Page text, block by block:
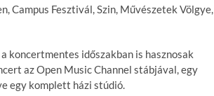
Campus Fesztivál, Szin, Művészetek Völgye,
koncertmentes időszakban is hasznosak
az Open Music Channel stábjával, egy
egy komplett házi stúdió.